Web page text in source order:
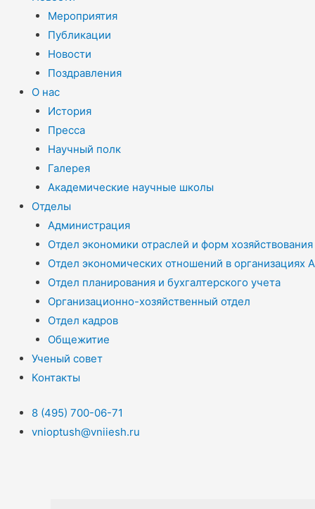
Мероприятия
Публикации
Новости
Поздравления
О нас
История
Пресса
Научный полк
Галерея
Академические научные школы
Отделы
Администрация
Отдел экономики отраслей и форм хозяйствования
Отдел экономических отношений в организациях
Отдел планирования и бухгалтерского учета
Организационно-хозяйственный отдел
Отдел кадров
Общежитие
Ученый совет
Контакты
8 (495) 700-06-71
vnioptush@vniiesh.ru